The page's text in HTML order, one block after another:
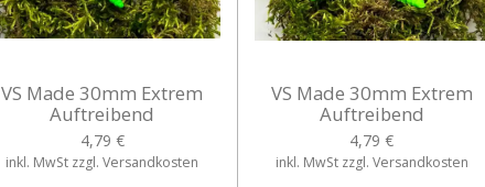
VS Made 30mm Extrem
Auftreibend
4,79 €
inkl. MwSt zzgl. Versandkosten
VS Made 30mm Extrem
Auftreibend
4,79 €
inkl. MwSt zzgl. Versandkosten